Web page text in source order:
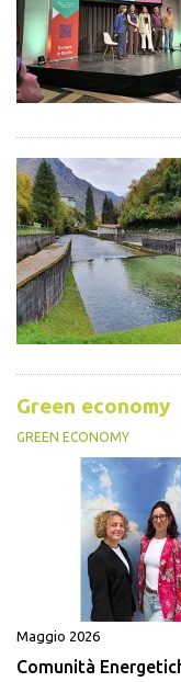
Green economy
GREEN ECONOMY
Maggio 2026
Comunità